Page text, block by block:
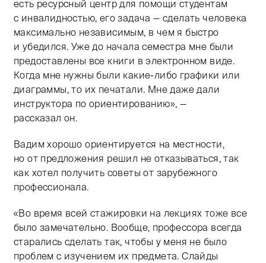
есть ресурсный центр для помощи студентам
с инвалидностью, его задача — сделать человека
максимально независимым, в чем я быстро
и убедился. Уже до начала семестра мне были
предоставлены все книги в электронном виде.
Когда мне нужны были какие-либо графики или
диаграммы, то их печатали. Мне даже дали
инструктора по ориентированию», —
рассказал он.
Вадим хорошо ориентируется на местности,
но от предложения решил не отказываться, так
как хотел получить советы от зарубежного
профессионала.
«Во время всей стажировки на лекциях тоже все
было замечательно. Вообще, профессора всегда
старались сделать так, чтобы у меня не было
проблем с изучением их предмета. Слайды